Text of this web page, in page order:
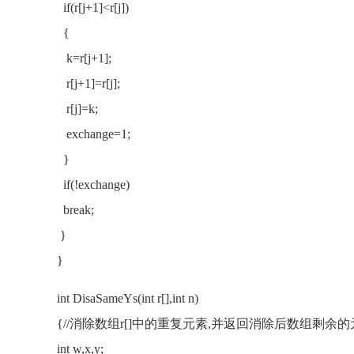
if(r[j+1]<r[j])
{
k=r[j+1];
r[j+1]=r[j];
r[j]=k;
exchange=1;
}
if(!exchange)
break;
}
}
int DisaSameYs(int r[],int n)
{//消除数组r[]中的重复元素,并返回消除后数组剩余的
int w,x,y;